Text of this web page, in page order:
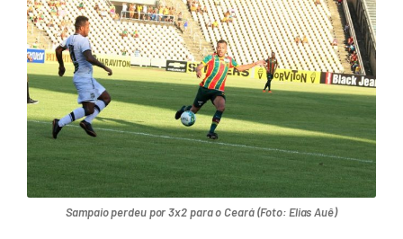
Sampaio perdeu por 3x2 para o Ceará (Foto: Elias Auê)